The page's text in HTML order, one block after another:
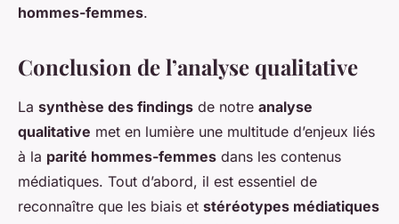
hommes-femmes.
Conclusion de l’analyse qualitative
La synthèse des findings de notre analyse
qualitative met en lumière une multitude d’enjeux liés
à la parité hommes-femmes dans les contenus
médiatiques. Tout d’abord, il est essentiel de
reconnaître que les biais et stéréotypes médiatiques